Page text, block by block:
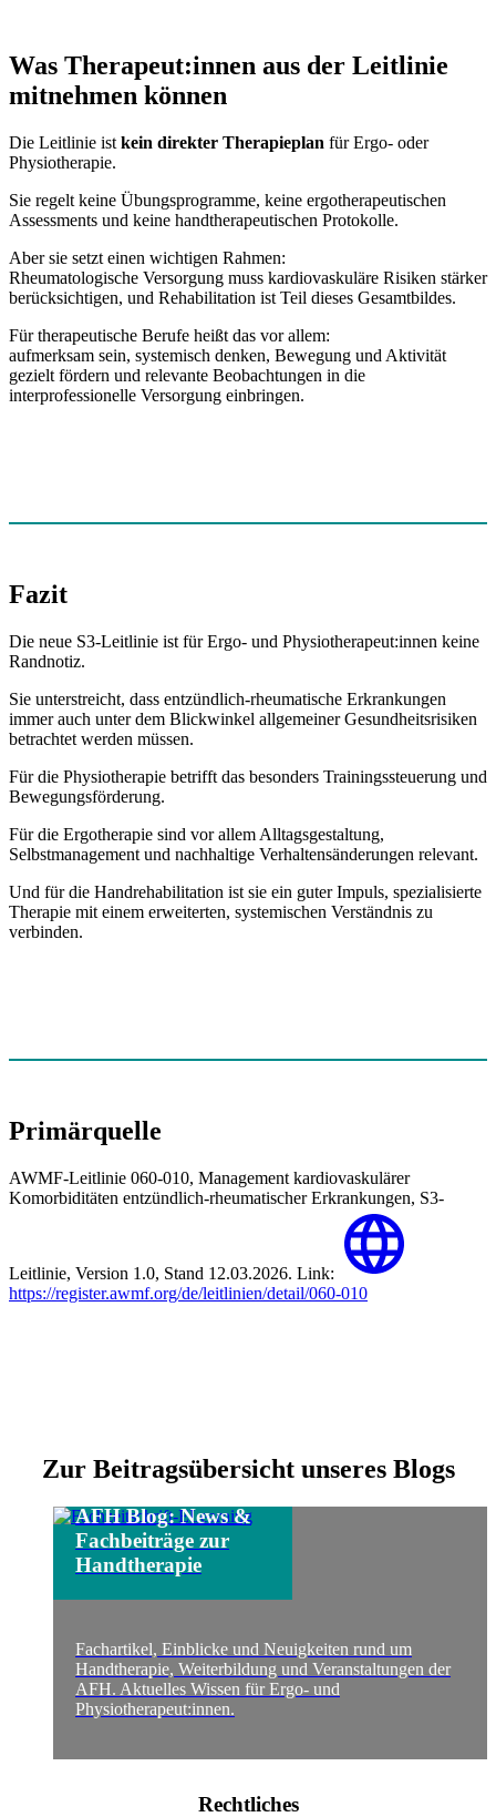
Was Therapeut:innen aus der Leitlinie
mitnehmen können
Die Leitlinie ist kein direkter Therapieplan für Ergo- oder
Physiotherapie.
Sie regelt keine Übungsprogramme, keine ergotherapeutischen
Assessments und keine handtherapeutischen Protokolle.
Aber sie setzt einen wichtigen Rahmen:
Rheumatologische Versorgung muss kardiovaskuläre Risiken stärker
berücksichtigen, und Rehabilitation ist Teil dieses Gesamtbildes.
Für therapeutische Berufe heißt das vor allem:
aufmerksam sein, systemisch denken, Bewegung und Aktivität
gezielt fördern und relevante Beobachtungen in die
interprofessionelle Versorgung einbringen.
Fazit
Die neue S3-Leitlinie ist für Ergo- und Physiotherapeut:innen keine
Randnotiz.
Sie unterstreicht, dass entzündlich-rheumatische Erkrankungen
immer auch unter dem Blickwinkel allgemeiner Gesundheitsrisiken
betrachtet werden müssen.
Für die Physiotherapie betrifft das besonders Trainingssteuerung und
Bewegungsförderung.
Für die Ergotherapie sind vor allem Alltagsgestaltung,
Selbstmanagement und nachhaltige Verhaltensänderungen relevant.
Und für die Handrehabilitation ist sie ein guter Impuls, spezialisierte
Therapie mit einem erweiterten, systemischen Verständnis zu
verbinden.
Primärquelle
AWMF-Leitlinie 060-010, Management kardiovaskulärer
Komorbiditäten entzündlich-rheumatischer Erkrankungen, S3-
Leitlinie, Version 1.0, Stand 12.03.2026. Link:
https://register.awmf.org/de/leitlinien/detail/060-010
Zur Beitragsübersicht unseres Blogs
AFH Blog: News &
Fachbeiträge zur
Handtherapie
Fachartikel, Einblicke und Neuigkeiten rund um
Handtherapie, Weiterbildung und Veranstaltungen der
AFH. Aktuelles Wissen für Ergo- und
Physiotherapeut:innen.
Rechtliches